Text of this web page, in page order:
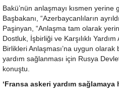
Bakü’nün anlaşmayı kısmen
Başbakanı, “Azerbaycanlıların
Paşinyan, “Anlaşma tam olarak
Dostluk, İşbirliği ve Karşılıklı
Birlikleri Anlaşması’na uygun
yardım sağlanması için Rusya
konuştu.
‘Fransa askeri yardım sağlamaya